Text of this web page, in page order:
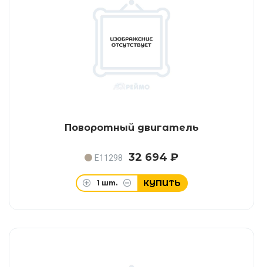
Поворотный двигатель
E11298 32 694 ₽
1 шт. КУПИТЬ